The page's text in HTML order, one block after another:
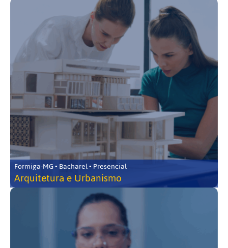
Formiga-MG • Bacharel • Presencial
Arquitetura e Urbanismo